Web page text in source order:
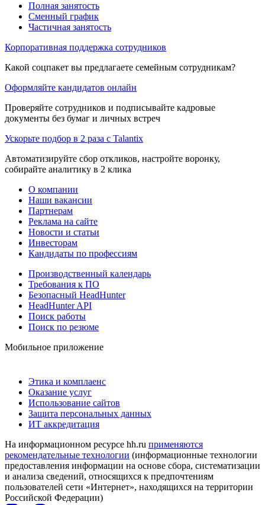
Полная занятость
Сменный график
Частичная занятость
Корпоративная поддержка сотрудников
Какой соцпакет вы предлагаете семейным сотрудникам?
Оформляйте кандидатов онлайн
Проверяйте сотрудников и подписывайте кадровые
документы без бумаг и личных встреч
Ускорьте подбор в 2 раза с Talantix
Автоматизируйте сбор откликов, настройте воронку,
собирайте аналитику в 2 клика
О компании
Наши вакансии
Партнерам
Реклама на сайте
Новости и статьи
Инвесторам
Кандидаты по профессиям
Производственный календарь
Требования к ПО
Безопасный HeadHunter
HeadHunter API
Поиск работы
Поиск по резюме
Мобильное приложение
Этика и комплаенс
Оказание услуг
Использование сайтов
Защита персональных данных
ИТ аккредитация
На информационном ресурсе hh.ru применяются
рекомендательные технологии (информационные технологии
предоставления информации на основе сбора, систематизации
и анализа сведений, относящихся к предпочтениям
пользователей сети «Интернет», находящихся на территории
Российской Федерации)